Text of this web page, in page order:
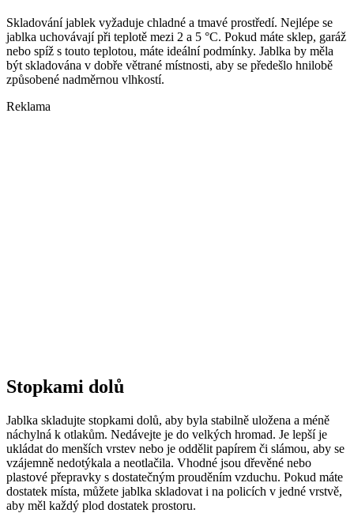
Skladování jablek vyžaduje chladné a tmavé prostředí. Nejlépe se
jablka uchovávají při teplotě mezi 2 a 5 °C. Pokud máte sklep, garáž
nebo spíž s touto teplotou, máte ideální podmínky. Jablka by měla
být skladována v dobře větrané místnosti, aby se předešlo hnilobě
způsobené nadměrnou vlhkostí.
Reklama
Stopkami dolů
Jablka skladujte stopkami dolů, aby byla stabilně uložena a méně
náchylná k otlakům. Nedávejte je do velkých hromad. Je lepší je
ukládat do menších vrstev nebo je oddělit papírem či slámou, aby se
vzájemně nedotýkala a neotlačila. Vhodné jsou dřevěné nebo
plastové přepravky s dostatečným prouděním vzduchu. Pokud máte
dostatek místa, můžete jablka skladovat i na policích v jedné vrstvě,
aby měl každý plod dostatek prostoru.